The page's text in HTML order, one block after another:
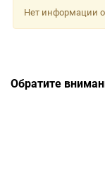
Нет информации
Обратите